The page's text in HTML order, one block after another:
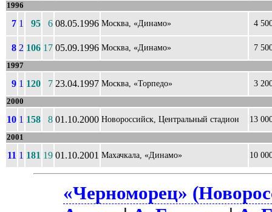
1996
7 1 95 6 08.05.1996 Москва, «Динамо» 4
8 2 106 17 05.09.1996 Москва, «Динамо» 7
1997
9 1 120 7 23.04.1997 Москва, «Торпедо» 3
2000
10 1 158 8 01.10.2000 Новороссийск, Центральный стадион 13
2001
11 1 181 19 01.10.2001 Махачкала, «Динамо» 10
«Черноморец»